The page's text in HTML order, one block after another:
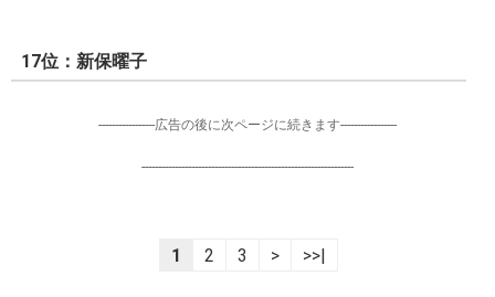
17位：新保曜子
-----------------広告の後に次ページに続きます-----------------
----------------------------------------------------------------
1 2 3 > >>|